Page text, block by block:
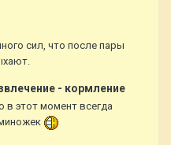
сил, что после пары
- кормление
в этот момент всегда